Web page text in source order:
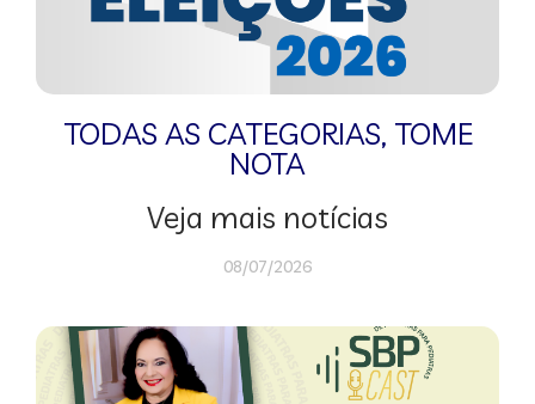
TODAS AS CATEGORIAS, TOME
NOTA
Veja mais notícias
08/07/2026